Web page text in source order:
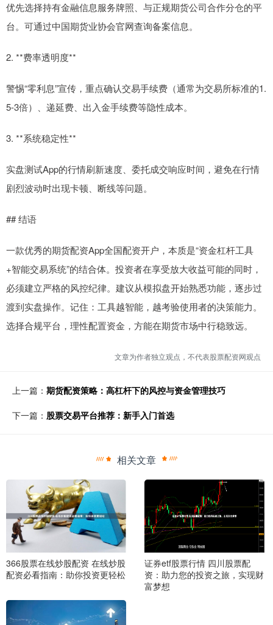
优先选择持有金融信息服务牌照、与正规期货公司合作分仓的平
台。可通过中国期货业协会官网查询备案信息。
2. **费率透明度**
警惕“零利息”宣传，重点确认交易手续费（通常为交易所标准的1.
5-3倍）、递延费、出入金手续费等隐性成本。
3. **系统稳定性**
实盘测试App的行情刷新速度、委托成交响应时间，避免在行情
剧烈波动时出现卡顿、断线等问题。
## 结语
一款优秀的期货配资App全国配资开户，本质是“资金杠杆工具
+智能交易系统”的结合体。投资者在享受放大收益可能的同时，
必须建立严格的风控纪律。建议从模拟盘开始熟悉功能，逐步过
渡到实盘操作。记住：工具越智能，越考验使用者的决策能力。
选择合规平台，理性配置资金，方能在期货市场中行稳致远。
文章为作者独立观点，不代表股票配资网观点
上一篇： 期货配资策略：高杠杆下的风控与资金管理技巧
下一篇： 股票交易平台推荐：新手入门首选
相关文章
366股票在线炒股配资 在线炒股
配资必看指南：助你投资更轻松
证券etf股票行情 四川股票配
资：助力您的投资之旅，实现财
富梦想